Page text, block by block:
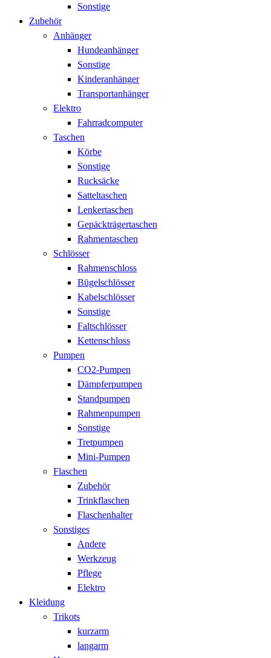
Sonstige
Zubehör
Anhänger
Hundeanhänger
Sonstige
Kinderanhänger
Transportanhänger
Elektro
Fahrradcomputer
Taschen
Körbe
Sonstige
Rucksäcke
Satteltaschen
Lenkertaschen
Gepäckträgertaschen
Rahmentaschen
Schlösser
Rahmenschloss
Bügelschlösser
Kabelschlösser
Sonstige
Faltschlösser
Kettenschloss
Pumpen
CO2-Pumpen
Dämpferpumpen
Standpumpen
Rahmenpumpen
Sonstige
Tretpumpen
Mini-Pumpen
Flaschen
Zubehör
Trinkflaschen
Flaschenhalter
Sonstiges
Andere
Werkzeug
Pflege
Elektro
Kleidung
Trikots
kurzarm
langarm